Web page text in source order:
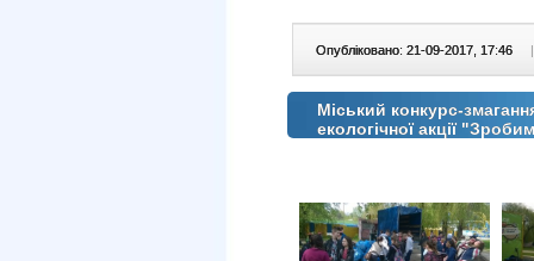
Опубліковано: 21-09-2017, 17:46 |
Міський конкурс-
екологічної акції